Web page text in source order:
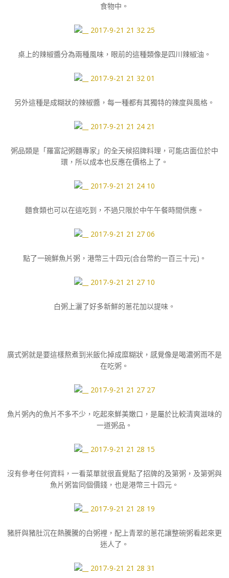
食物中。
桌上的辣椒醬分為兩種風味，眼前的這種類像是四川辣椒油。
另外這種是成糊狀的辣椒醬，每一種都有其獨特的辣度與風格。
粥品類是「羅富記粥麵專家」的全天候招牌料理，可能店面位於中
環，所以成本也反應在價格上了。
麵食類也可以在這吃到，不過只限於中午午餐時間供應。
點了一碗鮮魚片粥，港幣三十四元(合台幣約一百三十元)。
白粥上灑了好多新鮮的蔥花加以提味。
廣式粥就是要這樣熬煮到米飯化掉成糜糊狀，感覺像是喝濃粥而不是
在吃粥。
魚片粥內的魚片不多不少，吃起來鮮美嫩口，是屬於比較清爽滋味的
一道粥品。
沒有參考任何資料，一看菜單就很直覺點了招牌的及第粥，及第粥與
魚片粥皆同個價錢，也是港幣三十四元。
豬肝與豬肚沉在熱騰騰的白粥裡，配上青翠的蔥花讓整碗粥看起來更
迷人了。